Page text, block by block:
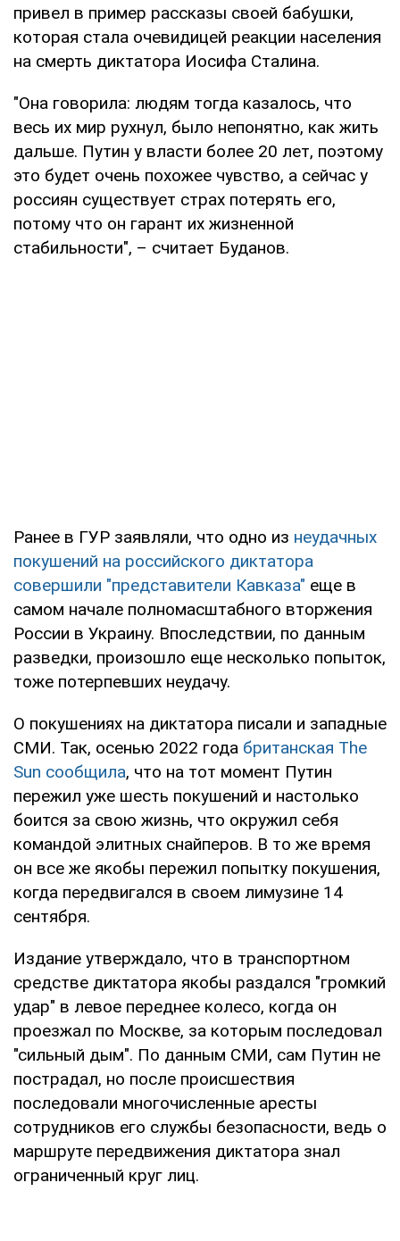
привел в пример рассказы своей бабушки,
которая стала очевидицей реакции населения
на смерть диктатора Иосифа Сталина.
"Она говорила: людям тогда казалось, что
весь их мир рухнул, было непонятно, как жить
дальше. Путин у власти более 20 лет, поэтому
это будет очень похожее чувство, а сейчас у
россиян существует страх потерять его,
потому что он гарант их жизненной
стабильности", – считает Буданов.
Ранее в ГУР заявляли, что одно из неудачных
покушений на российского диктатора
совершили "представители Кавказа" еще в
самом начале полномасштабного вторжения
России в Украину. Впоследствии, по данным
разведки, произошло еще несколько попыток,
тоже потерпевших неудачу.
О покушениях на диктатора писали и западные
СМИ. Так, осенью 2022 года британская The
Sun сообщила, что на тот момент Путин
пережил уже шесть покушений и настолько
боится за свою жизнь, что окружил себя
командой элитных снайперов. В то же время
он все же якобы пережил попытку покушения,
когда передвигался в своем лимузине 14
сентября.
Издание утверждало, что в транспортном
средстве диктатора якобы раздался "громкий
удар" в левое переднее колесо, когда он
проезжал по Москве, за которым последовал
"сильный дым". По данным СМИ, сам Путин не
пострадал, но после происшествия
последовали многочисленные аресты
сотрудников его службы безопасности, ведь о
маршруте передвижения диктатора знал
ограниченный круг лиц.